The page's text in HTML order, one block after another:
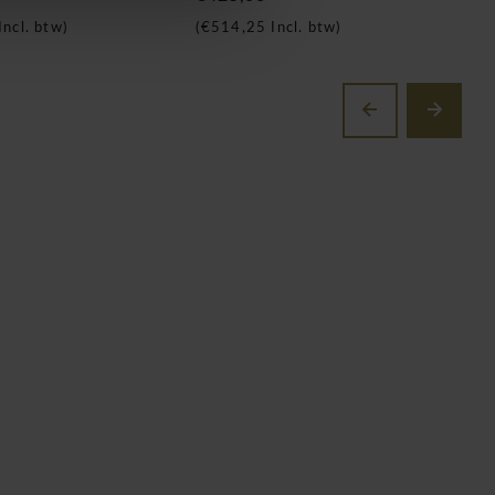
Incl. btw) €514,25 Incl. btw)